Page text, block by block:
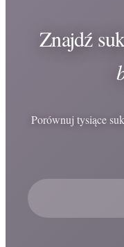
Znajdź
Porównuj tysiące